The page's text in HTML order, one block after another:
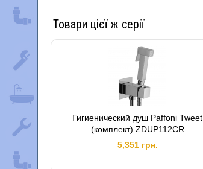
Товари цієї ж серії
Гигиенический душ Paffoni Tweet
(комплект) ZDUP112CR
5,351 грн.